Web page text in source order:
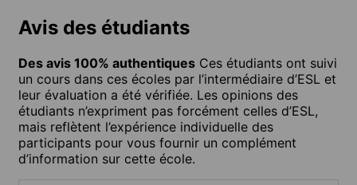
Avis des étudiants
Des avis 100% authentiques Ces étudiants ont suivi
un cours dans ces écoles par l’intermédiaire d’ESL et
leur évaluation a été vérifiée. Les opinions des
étudiants n’expriment pas forcément celles d’ESL,
mais reflètent l’expérience individuelle des
participants pour vous fournir un complément
d’information sur cette école.